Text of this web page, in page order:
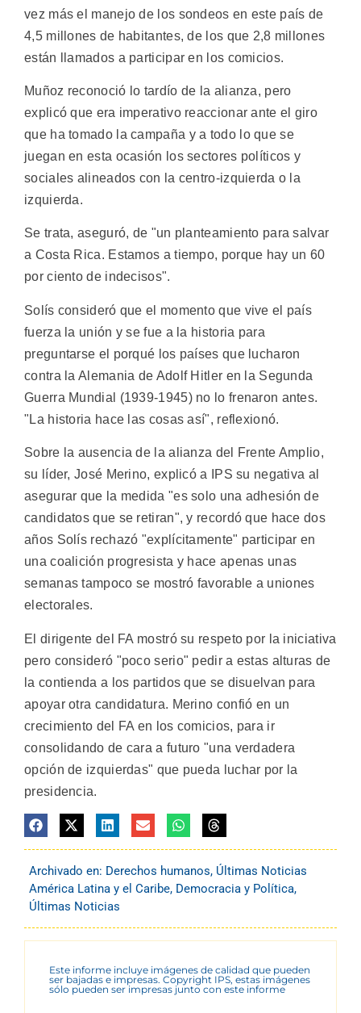
vez más el manejo de los sondeos en este país de
4,5 millones de habitantes, de los que 2,8 millones
están llamados a participar en los comicios.
Muñoz reconoció lo tardío de la alianza, pero
explicó que era imperativo reaccionar ante el giro
que ha tomado la campaña y a todo lo que se
juegan en esta ocasión los sectores políticos y
sociales alineados con la centro-izquierda o la
izquierda.
Se trata, aseguró, de "un planteamiento para salvar
a Costa Rica. Estamos a tiempo, porque hay un 60
por ciento de indecisos".
Solís consideró que el momento que vive el país
fuerza la unión y se fue a la historia para
preguntarse el porqué los países que lucharon
contra la Alemania de Adolf Hitler en la Segunda
Guerra Mundial (1939-1945) no lo frenaron antes.
"La historia hace las cosas así", reflexionó.
Sobre la ausencia de la alianza del Frente Amplio,
su líder, José Merino, explicó a IPS su negativa al
asegurar que la medida "es solo una adhesión de
candidatos que se retiran", y recordó que hace dos
años Solís rechazó "explícitamente" participar en
una coalición progresista y hace apenas unas
semanas tampoco se mostró favorable a uniones
electorales.
El dirigente del FA mostró su respeto por la iniciativa
pero consideró "poco serio" pedir a estas alturas de
la contienda a los partidos que se disuelvan para
apoyar otra candidatura. Merino confió en un
crecimiento del FA en los comicios, para ir
consolidando de cara a futuro "una verdadera
opción de izquierdas" que pueda luchar por la
presidencia.
Archivado en: Derechos humanos, Últimas Noticias
América Latina y el Caribe, Democracia y Política,
Últimas Noticias
Este informe incluye imágenes de calidad que pueden
ser bajadas e impresas. Copyright IPS, estas imágenes
sólo pueden ser impresas junto con este informe